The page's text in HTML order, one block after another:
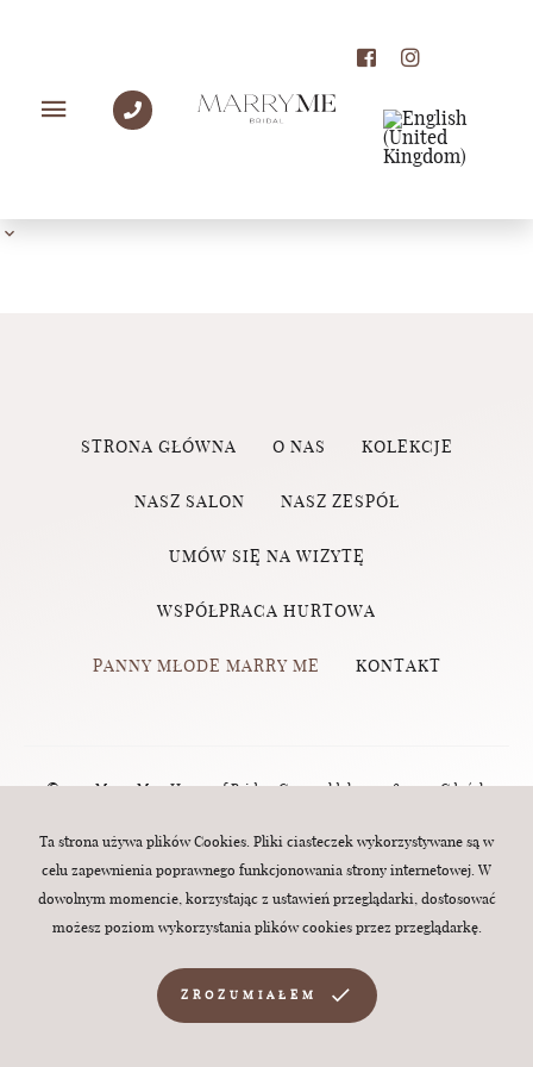
PANNY MŁODE MARRY
STRONA GŁÓWNA O NAS KOLEKCJE
NASZ SALON NASZ ZESPÓŁ
UMÓW SIĘ NA WIZYTĘ
WSPÓŁPRACA HURTOWA
PANNY MŁODE MARRY ME KONTAKT
© 2023 Marry Me - House of Brides, Grunwaldzka 124, 80-244 Gdańsk
570 760 320 | e-mail: biuro@marry-me.com.pl
reserved. Webdesign:MINT
Ta strona używa plików Cookies. Pliki ciasteczek wykorzystywane są w
celu zapewnienia poprawnego funkcjonowania strony internetowej. W
dowolnym momencie, korzystając z ustawień przeglądarki, dostosować
możesz poziom wykorzystania plików cookies przez przeglądarkę.
ZROZUMIAŁEM